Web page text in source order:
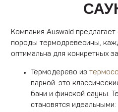
Компания Auswald
породы термодревесины,
оптимальна для конкретных
Термодерево из
парной: это
бани и финской сауны.
становятся